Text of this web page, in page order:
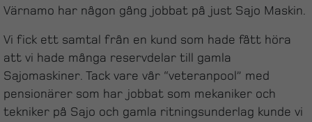
Värnamo har någon gång jobbat på just Sajo Maskin.
Vi fick ett samtal från en kund som hade fått höra
att vi hade många reservdelar till gamla
Sajomaskiner. Tack vare vår “veteranpool” med
pensionärer som har jobbat som mekaniker och
tekniker på Sajo och gamla ritningsunderlag kunde vi